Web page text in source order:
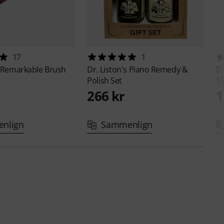
17
Remarkable Brush
1
Dr. Liston's Piano Remedy &
Polish Set
266 kr
Sammenlign